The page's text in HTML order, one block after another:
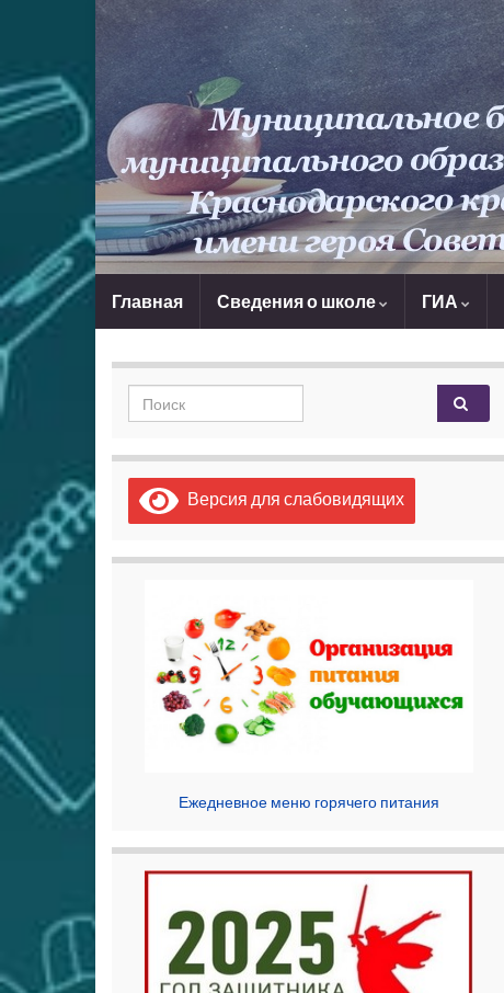
Главная Сведения о школе ГИА
Search for:
Версия для слабовидящих
Ежедневное меню горячего питания